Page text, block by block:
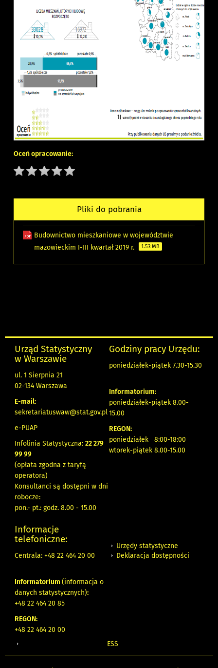
Oceń opracowanie:
Pliki do pobrania
Budownictwo mieszkaniowe w województwie
mazowieckim I-III kwartał 2019 r.
1.53 MB
Urząd Statystyczny
w Warszawie
ul. 1 Sierpnia 21
02-134 Warszawa
E-mail:
sekretariatuswaw@stat.gov.pl
e-PUAP
Infolinia Statystyczna: 22 279
99 99
(opłata zgodna z taryfą
operatora)
Konsultanci są dostępni w dni
robocze:
pon.- pt.: godz. 8.00 - 15.00
Godziny pracy Urzędu:
poniedziałek-piątek 7.30-15.30
Informatorium:
poniedziałek-piątek 8.00-
15.00
REGON:
poniedziałek 8:00-18:00
wtorek-piątek 8.00-15.00
Informacje
telefoniczne:
Centrala: +48 22 464 20 00
Informatorium (informacja o
danych statystycznych):
+48 22 464 20 85
REGON:
+48 22 464 20 00
Urzędy statystyczne
Deklaracja dostępności
ESS